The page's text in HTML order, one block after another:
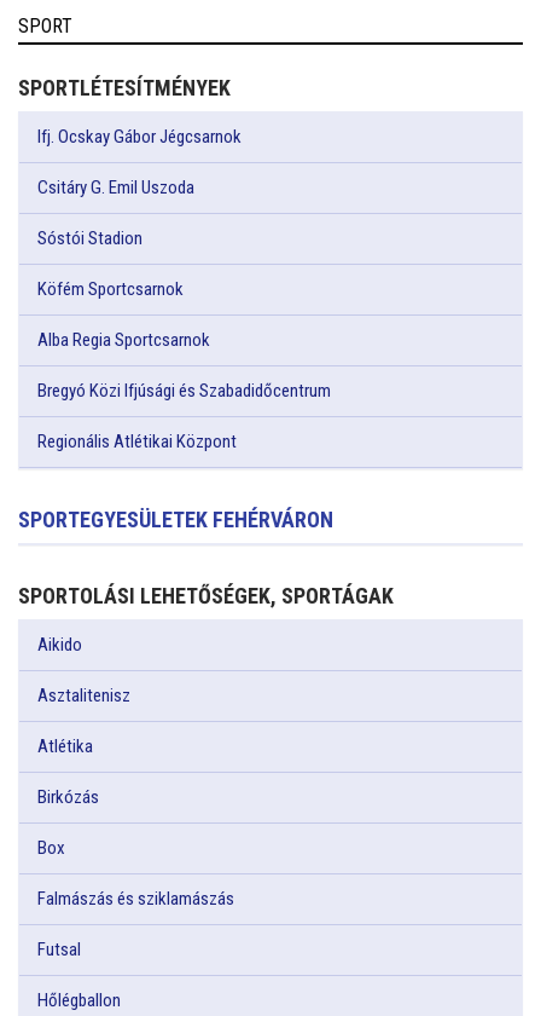
SPORT
SPORTLÉTESÍTMÉNYEK
Ifj. Ocskay Gábor Jégcsarnok
Csitáry G. Emil Uszoda
Sóstói Stadion
Köfém Sportcsarnok
Alba Regia Sportcsarnok
Bregyó Közi Ifjúsági és Szabadidőcentrum
Regionális Atlétikai Központ
SPORTEGYESÜLETEK FEHÉRVÁRON
SPORTOLÁSI LEHETŐSÉGEK, SPORTÁGAK
Aikido
Asztalitenisz
Atlétika
Birkózás
Box
Falmászás és sziklamászás
Futsal
Hőlégballon